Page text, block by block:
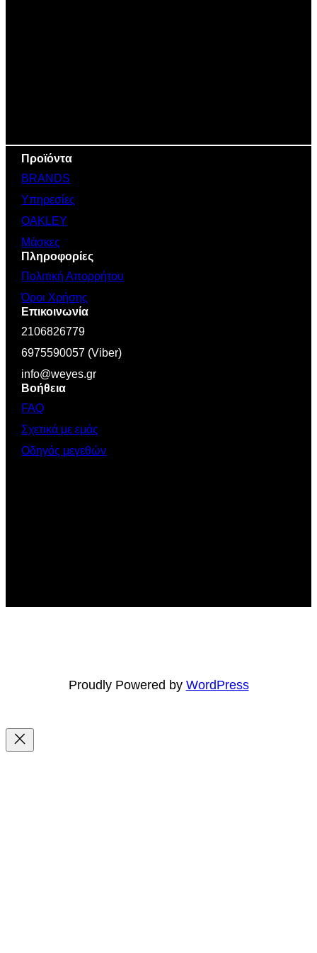
Προϊόντα
BRANDS
Υπηρεσίες
OAKLEY
Μάσκες
Πληροφορίες
Πολιτική Απορρήτου
Όροι Χρήσης
Επικοινωνία
2106826779
6975590057 (Viber)
info@weyes.gr
Βοήθεια
FAQ
Σχετικά με εμάς
Οδηγός μεγεθών
Proudly Powered by WordPress